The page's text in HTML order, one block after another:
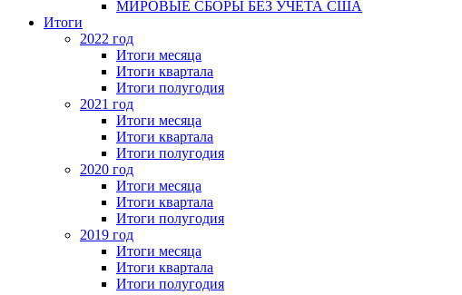
МИРОВЫЕ СБОРЫ БЕЗ УЧЕТА США
Итоги
2022 год
Итоги месяца
Итоги квартала
Итоги полугодия
2021 год
Итоги месяца
Итоги квартала
Итоги полугодия
2020 год
Итоги месяца
Итоги квартала
Итоги полугодия
2019 год
Итоги месяца
Итоги квартала
Итоги полугодия